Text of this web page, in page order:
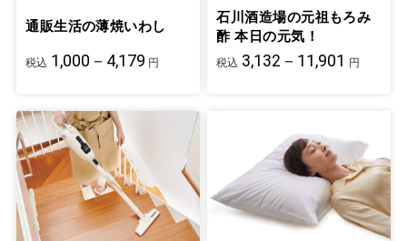
通販生活の薄焼いわし
税込 1,000－4,179 円
石川酒造場の元祖もろみ
酢 本日の元気！
税込 3,132－11,901 円